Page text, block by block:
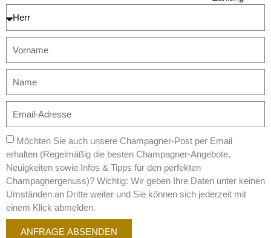
Möchten Sie auch unsere Champagner-Post per Email
erhalten (Regelmäßig die besten Champagner-Angebote,
Neuigkeiten sowie Infos & Tipps für den perfekten
Champagnergenuss)? Wichtig: Wir geben Ihre Daten unter keinen
Umständen an Dritte weiter und Sie können sich jederzeit mit
einem Klick abmelden.
ANFRAGE ABSENDEN